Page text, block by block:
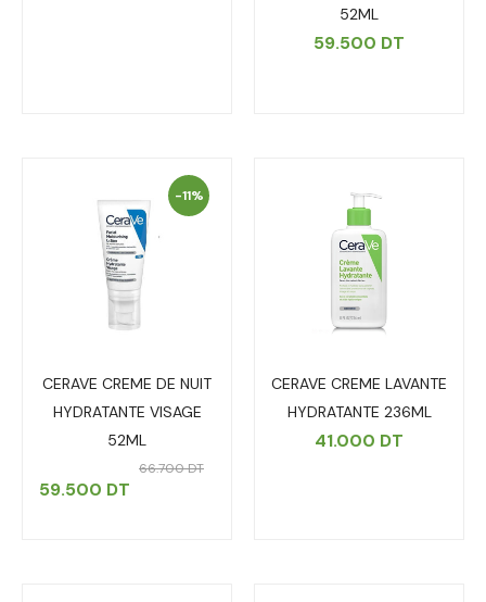
52ML
59.500 DT
-11%
CERAVE CREME DE NUIT
HYDRATANTE VISAGE
52ML
66.700DT
59.500 DT
CERAVE CREME LAVANTE
HYDRATANTE 236ML
41.000 DT